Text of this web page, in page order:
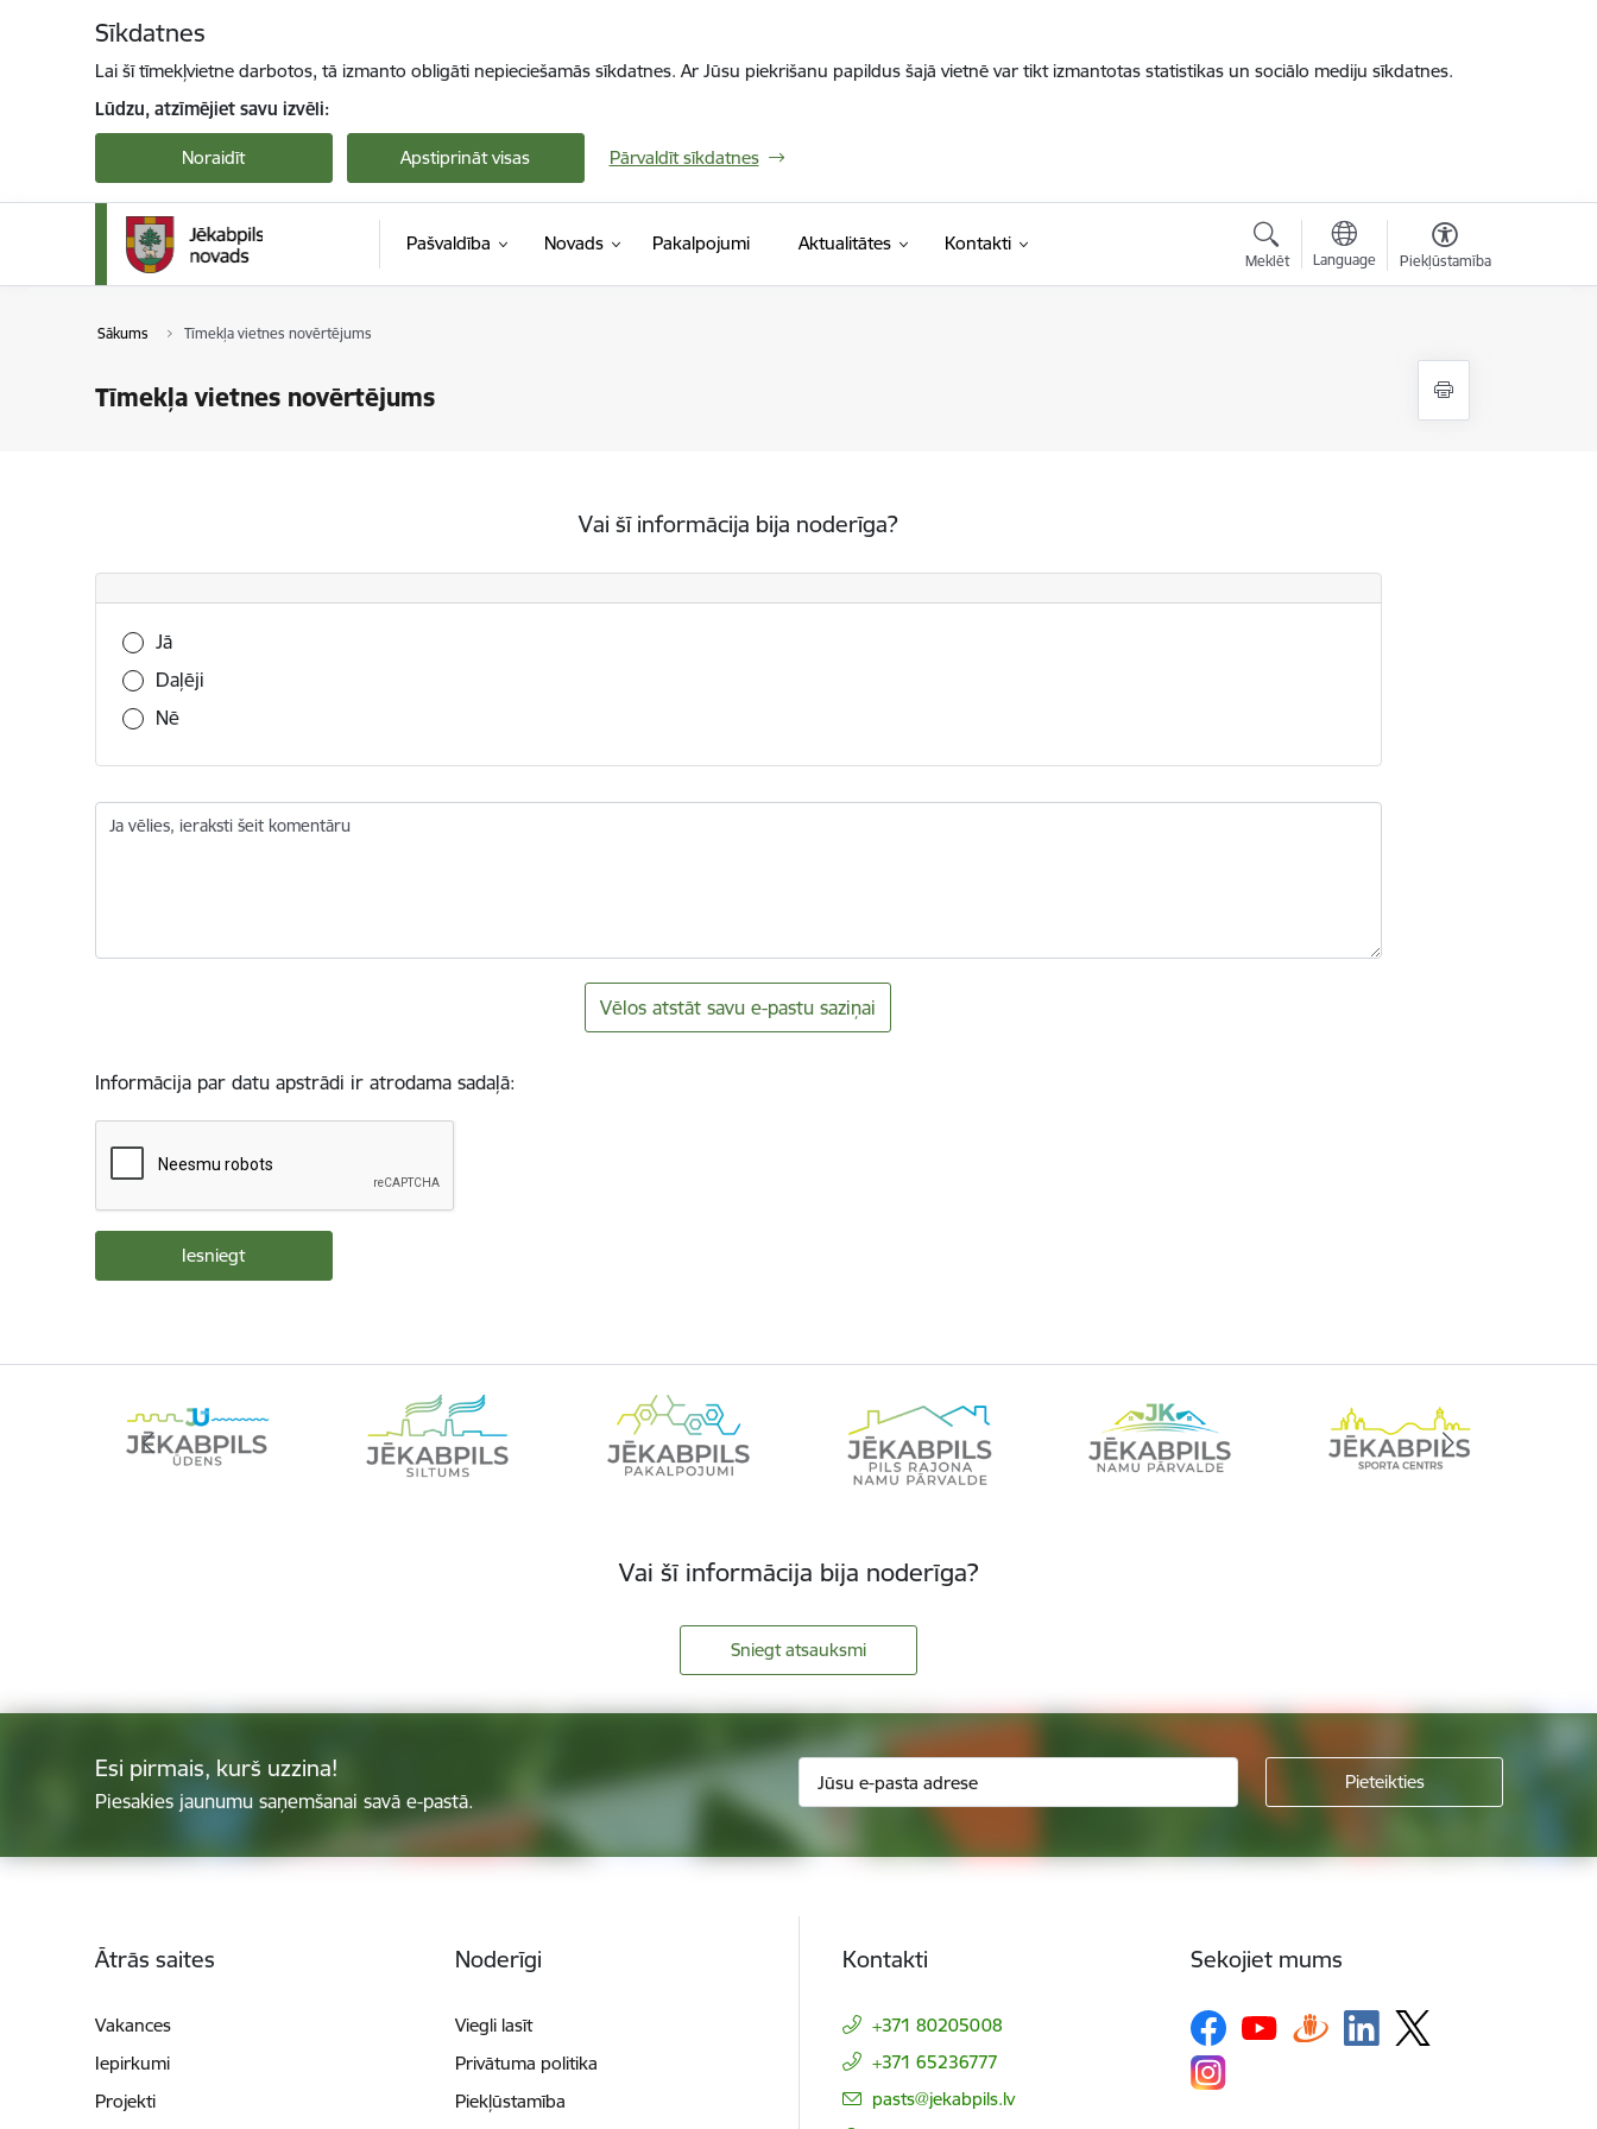
Sīkdatnes
Lai šī tīmekļvietne darbotos, tā izmanto obligāti nepieciešamās sīkdatnes. Ar Jūsu piekrišanu papildus šajā vietnē var tikt izmantotas statistikas un sociālo mediju sīkdatnes.
Lūdzu, atzīmējiet savu izvēli:
Noraidīt Apstiprināt visas Pārvaldīt sīkdatnes
Pašvaldība Novads Pakalpojumi Aktualitātes Kontakti
Meklēt Language Piekļūstamība
Sākums Tīmekļa vietnes novērtējums
Tīmekļa vietnes novērtējums
Vai šī informācija bija noderīga?
Vai šī informācija bija noderīga?
Jā
Daļēji
Nē
Ja vēlies, ieraksti šeit komentāru
Vēlos atstāt savu e-pastu saziņai
Informācija par datu apstrādi ir atrodama sadaļā:
Vai šī informācija bija noderīga?
Sniegt atsauksmi
Esi pirmais, kurš uzzina!
Piesakies jaunumu saņemšanai savā e-pastā.
Ātrās saites
Vakances
Iepirkumi
Projekti
Noderīgi
Viegli lasīt
Privātuma politika
Piekļūstamība
Kontakti
+371 80205008
+371 65236777
E-pasts:
pasts@jekabpils.lv
Sekojiet mums